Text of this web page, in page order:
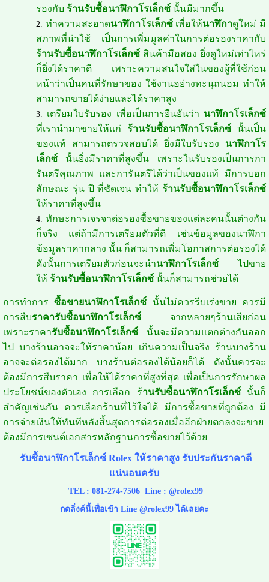
รองกับ ร้านรับซื้อนาฬิกาโรเล็กซ์นั้นมีมากขึ้น
ทำความสะอาดนาฬิกาโรเล็กซ์เพื่อให้นาฬิกาดูใหม่ มี
สภาพที่น่าใช้ เป็นการเพิ่มมูลค่าในการต่อรองราคากับ
ร้านรับซื้อนาฬิกาโรเล็กซ์สินค้ามือสอง ยิ่งดูใหม่เท่าไหร่
ก็ยิ่งได้ราคาดี เพราะความสนใจใส่ในของผู้ที่ใช้ก่อน
หน้าว่าเป็นคนที่รักษาของ ใช้งานอย่างทะนุถนอม ทำให้
สามารถขายได้ง่ายและได้ราคาสูง
เตรียมใบรับรอง เพื่อเป็นการยืนยันว่า นาฬิกาโรเล็กซ์
ที่เรานำมาขายให้แก่ ร้านรับซื้อนาฬิกาโรเล็กซ์ นั้นเป็น
ของแท้ สามารถตรวจสอบได้ ยิ่งมีใบรับรอง นาฬิกาโร
เล็กซ์นั้นยิ่งมีราคาที่สูงขึ้น เพราะในรับรองเป็นการกา
รันตรีคุณภาพ และการันตรีได้ว่าเป็นของแท้ มีการบอก
ลักษณะ รุ่น ปี ที่ชัดเจน ทำให้ ร้านรับซื้อนาฬิกาโรเล็กซ์
ให้ราคาที่สูงขึ้น
ทักษะการเจรจาต่อรองซื้อขายของแต่ละคนนั้นต่างกัน
ก็จริง แต่ถ้ามีการเตรียมตัวที่ดี เช่นข้อมูลของนาฬิกา
ข้อมูลราคากลาง นั้น ก็สามารถเพิ่มโอกาสการต่อรองได้
ดังนั้นการเตรียมตัวก่อนจะนำนาฬิกาโรเล็กซ์ไปขาย
ให้ ร้านรับซื้อนาฬิกาโรเล็กซ์นั้นก็สามารถช่วยได้
การทำการซื้อขายนาฬิกาโรเล็กซ์ นั้นไม่ควรรีบเร่งขาย ควรมี
การสืบราคารับซื้อนาฬิกาโรเล็กซ์จากหลายๆร้านเสียก่อน
เพราะราคารับซื้อนาฬิกาโรเล็กซ์นั้นจะมีความแตกต่างกันออก
ไป บางร้านอาจจะให้ราคาน้อย เกินความเป็นจริง ร้านบางร้าน
อาจจะต่อรองได้มาก บางร้านต่อรองได้น้อยก็ได้ ดังนั้นควรจะ
ต้องมีการสืบราคา เพื่อให้ได้ราคาที่สูงที่สุด เพื่อเป็นการรักษาผล
ประโยชน์ของตัวเอง การเลือก ร้านรับซื้อนาฬิกาโรเล็กซ์นั้นก็
สำคัญเช่นกัน ควรเลือกร้านที่ไว้ใจได้ มีการซื้อขายที่ถูกต้อง มี
การจ่ายเงินให้ทันทีหลังสิ้นสุดการต่อรองเมื่ออีกฝ่ายตกลงจะขาย
ต้องมีการเซนต์เอกสารหลักฐานการซื้อขายไว้ด้วย
รับซื้อนาฬิกาโรเล็กซ์ Rolex ให้ราคาสูง รับประกันราคาดี
แน่นอนครับ
TEL : 081-274-7506 Line : @rolex99
กดลิ่งค์นี้เพื่อเข้า Line @rolex99 ได้เลยคะ